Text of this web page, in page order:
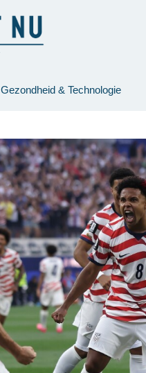
Gezondheid & Technologie